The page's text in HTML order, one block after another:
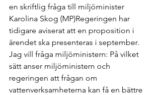
en skriftlig fråga till miljöminister
Karolina Skog (MP)Regeringen har
tidigare aviserat att en proposition i
ärendet ska presenteras i september.
Jag vill fråga miljöministern: På vilket
sätt anser miljöministern och
regeringen att frågan om
vattenverksamheterna kan få en bättre